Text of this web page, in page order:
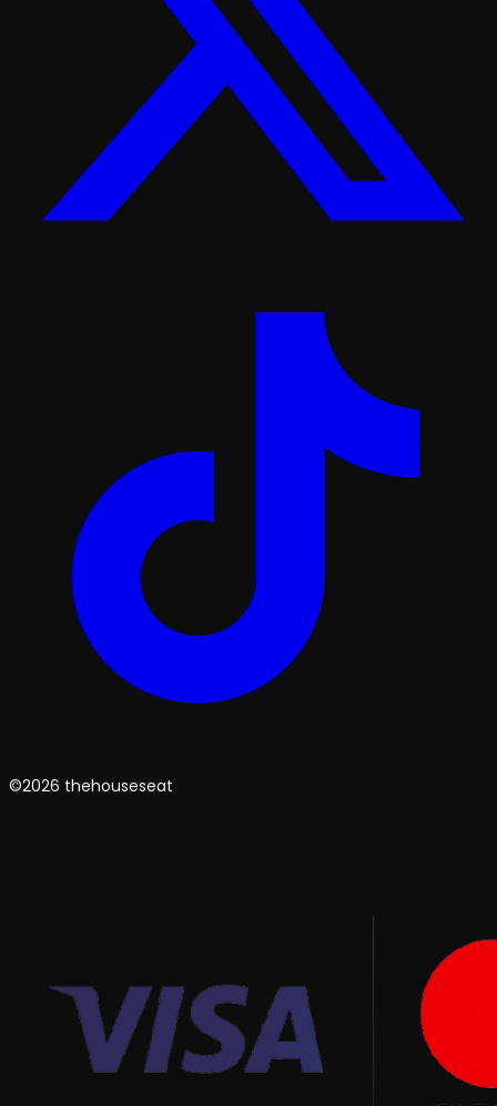
©2026 thehouseseat